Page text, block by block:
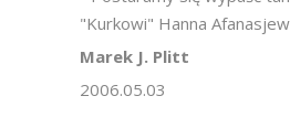
"Kurkowi" Hanna
Marek J. Plitt
2006.05.03